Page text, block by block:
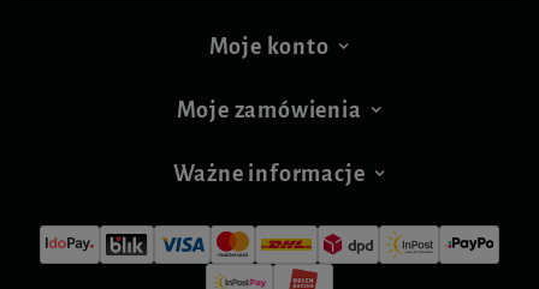
Moje konto
Moje zamówienia
Ważne informacje